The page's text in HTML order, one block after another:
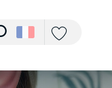
Recherche
Voir les photos (5)